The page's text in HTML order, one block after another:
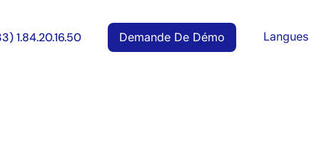
1.84.20.16.50 Demande De Démo Langues